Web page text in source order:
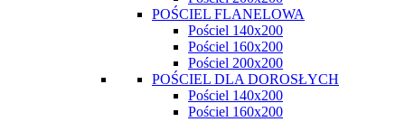
POŚCIEL FLANELOWA
Pościel 140x200
Pościel 160x200
Pościel 200x200
POŚCIEL DLA DOROSŁYCH
Pościel 140x200
Pościel 160x200